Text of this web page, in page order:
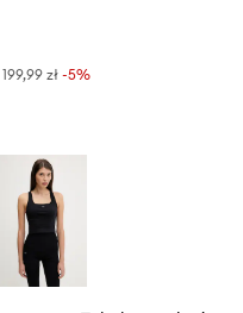
199,99 zł -5%